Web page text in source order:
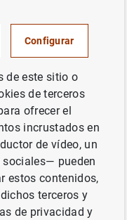
de valores de la
(180
KB
Siguiente
consolida...
Configurar
de este sitio o
de terceros
ofrecer el
incrustados en
de vídeo, un
sociales— pueden
estos contenidos,
terceros y
de privacidad y